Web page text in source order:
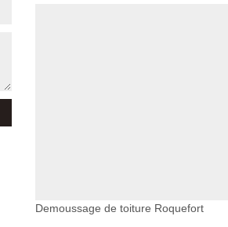
Demoussage de toiture Roquefort